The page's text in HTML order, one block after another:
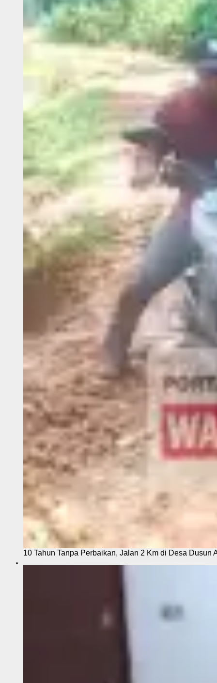
10 Tahun Tanpa Perbaikan, Jalan 2 Km di Desa